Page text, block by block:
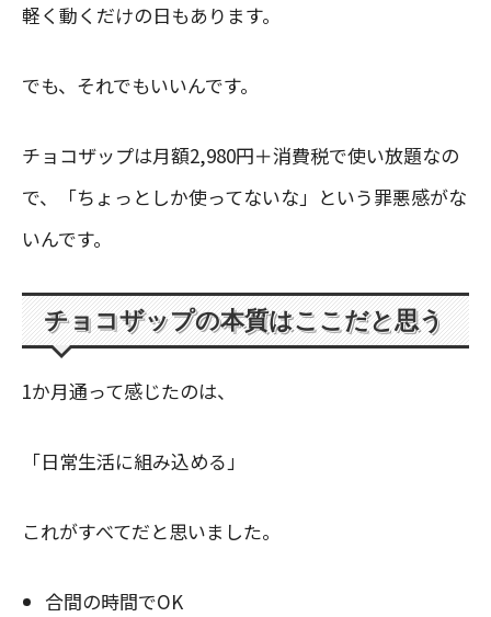
軽く動くだけの日もあります。
でも、それでもいいんです。
チョコザップは月額2,980円＋消費税で使い放題なの
で、「ちょっとしか使ってないな」という罪悪感がな
いんです。
チョコザップの本質はここだと思う
1か月通って感じたのは、
「日常生活に組み込める」
これがすべてだと思いました。
合間の時間でOK